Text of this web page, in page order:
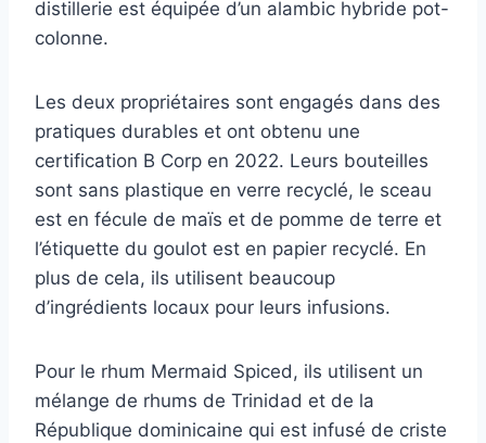
distillerie est équipée d’un alambic hybride pot-
colonne.
Les deux propriétaires sont engagés dans des
pratiques durables et ont obtenu une
certification B Corp en 2022. Leurs bouteilles
sont sans plastique en verre recyclé, le sceau
est en fécule de maïs et de pomme de terre et
l’étiquette du goulot est en papier recyclé. En
plus de cela, ils utilisent beaucoup
d’ingrédients locaux pour leurs infusions.
Pour le rhum Mermaid Spiced, ils utilisent un
mélange de rhums de Trinidad et de la
République dominicaine qui est infusé de criste